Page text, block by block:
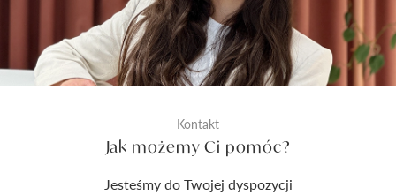
Kontakt
Jak możemy Ci pomóc?
Jesteśmy do Twojej dyspozycji